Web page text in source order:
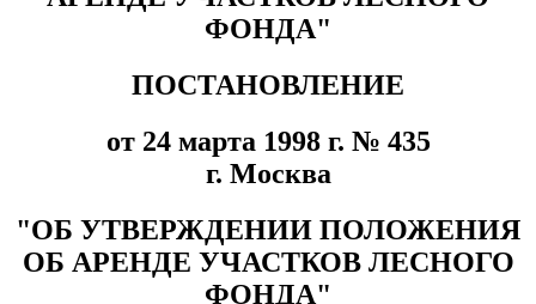
ФОНДА"
ПОСТАНОВЛЕНИЕ
от 24 марта 1998 г. № 435
г. Москва
"ОБ УТВЕРЖДЕНИИ ПОЛОЖЕНИЯ
ОБ АРЕНДЕ УЧАСТКОВ ЛЕСНОГО
ФОНДА"